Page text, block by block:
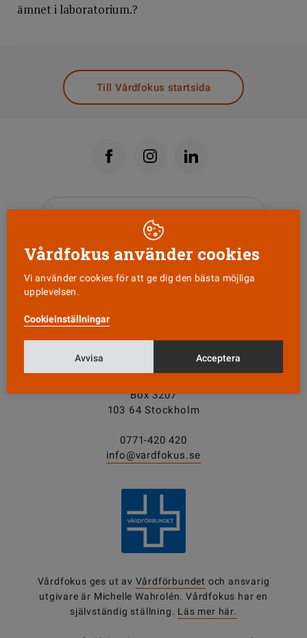
ämnet i laboratorium.?
Till Vårdfokus startsida
Nyhetsbrev
Box 3207
103 64 Stockholm
0771-420 420
info@vardfokus.se
Vårdfokus ges ut av Vårdförbundet och ansvarig
utgivare är Michelle Wahrolén. Vårdfokus har en
självständig ställning. Läs mer här.
Vårdfokus använder cookies
Vi använder cookies för att ge dig den bästa möjliga
upplevelsen.
Cookieinställningar
Avvisa Acceptera